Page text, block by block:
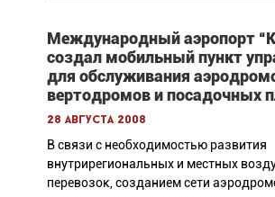
Международный аэропорт
создал мобильный пункт
для обслуживания
вертодромов и посадочных
28 августа 2008
В связи с необходимостью развития
внутрирегиональных и местных
перевозок, созданием сети